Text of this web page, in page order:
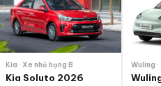
Kia · Xe nhỏ hạng B
Kia Soluto 2026
Wuling